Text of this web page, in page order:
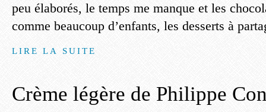
peu élaborés, le temps me manque et les
comme beaucoup d’enfants, les desserts à
LIRE LA SUITE
Crème légère de Philippe